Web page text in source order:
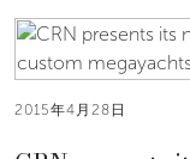
2015年4月28日